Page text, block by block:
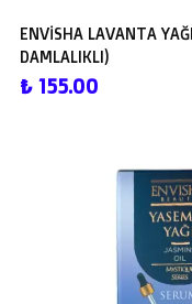
ENVİSHA LAVANTA
DAMLALIKLI)
₺ 155.00